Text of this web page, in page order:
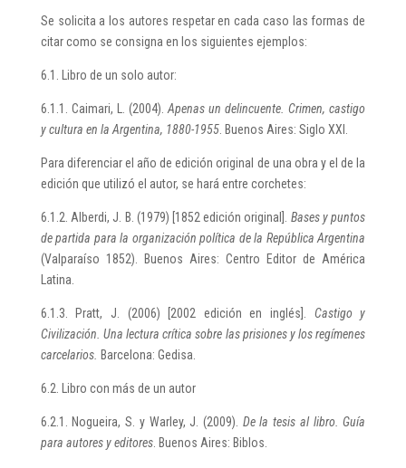
Se solicita a los autores respetar en cada caso las formas de
citar como se consigna en los siguientes ejemplos:
6.1. Libro de un solo autor:
6.1.1. Caimari, L. (2004). Apenas un delincuente. Crimen, castigo
y cultura en la Argentina, 1880-1955. Buenos Aires: Siglo XXI.
Para diferenciar el año de edición original de una obra y el de la
edición que utilizó el autor, se hará entre corchetes:
6.1.2. Alberdi, J. B. (1979) [1852 edición original]. Bases y puntos
de partida para la organización política de la República Argentina
(Valparaíso 1852). Buenos Aires: Centro Editor de América
Latina.
6.1.3. Pratt, J. (2006) [2002 edición en inglés]. Castigo y
Civilización. Una lectura crítica sobre las prisiones y los regímenes
carcelarios. Barcelona: Gedisa.
6.2. Libro con más de un autor
6.2.1. Nogueira, S. y Warley, J. (2009). De la tesis al libro. Guía
para autores y editores. Buenos Aires: Biblos.